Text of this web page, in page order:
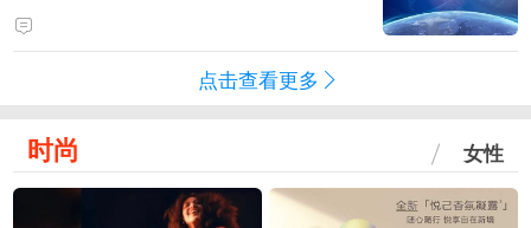
点击查看更多
时尚 女性